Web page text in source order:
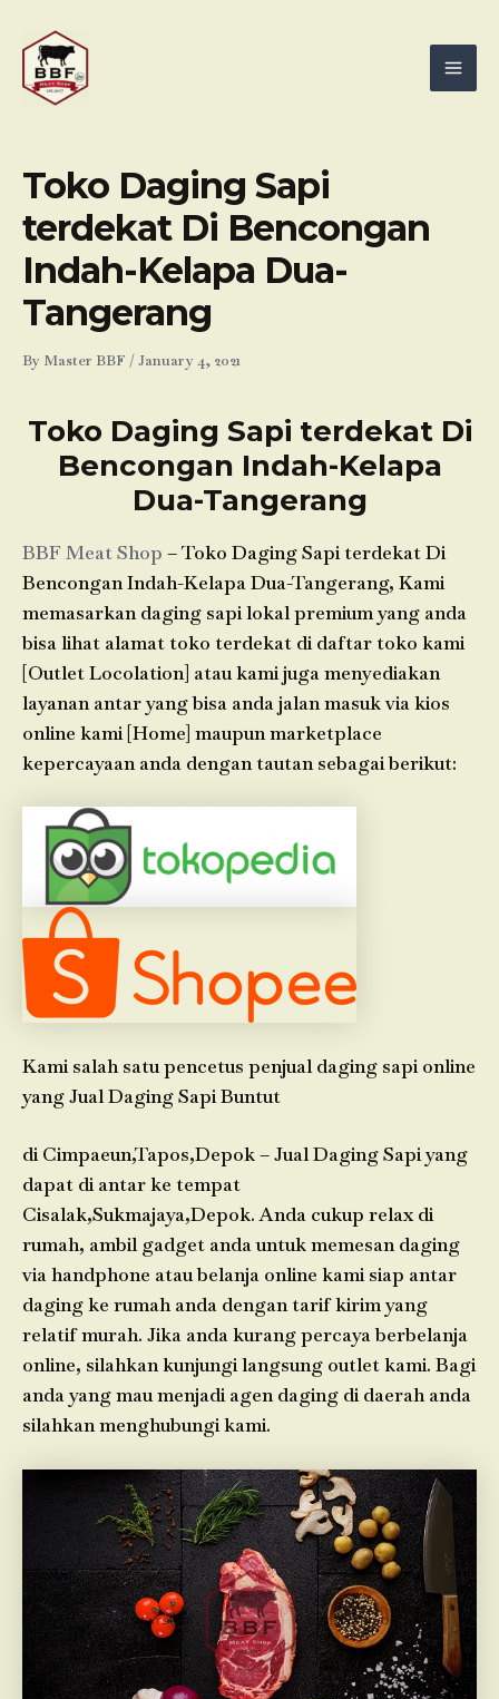
content
Toko Daging Sapi
terdekat Di Bencongan
Indah-Kelapa Dua-
Tangerang
By Master BBF /January 4, 2021
Toko Daging Sapi terdekat Di
Bencongan Indah-Kelapa
Dua-Tangerang
BBF Meat Shop – Toko Daging Sapi terdekat Di
Bencongan Indah-Kelapa Dua-Tangerang, Kami
memasarkan daging sapi lokal premium yang anda
bisa lihat alamat toko terdekat di daftar toko kami
[Outlet Locolation] atau kami juga menyediakan
layanan antar yang bisa anda jalan masuk via kios
online kami [Home] maupun marketplace
kepercayaan anda dengan tautan sebagai berikut:
Kami salah satu pencetus penjual daging sapi online
yang Jual Daging Sapi Buntut
di Cimpaeun,Tapos,Depok – Jual Daging Sapi yang
dapat di antar ke tempat
Cisalak,Sukmajaya,Depok. Anda cukup relax di
rumah, ambil gadget anda untuk memesan daging
via handphone atau belanja online kami siap antar
daging ke rumah anda dengan tarif kirim yang
relatif murah. Jika anda kurang percaya berbelanja
online, silahkan kunjungi langsung outlet kami. Bagi
anda yang mau menjadi agen daging di daerah anda
silahkan menghubungi kami.